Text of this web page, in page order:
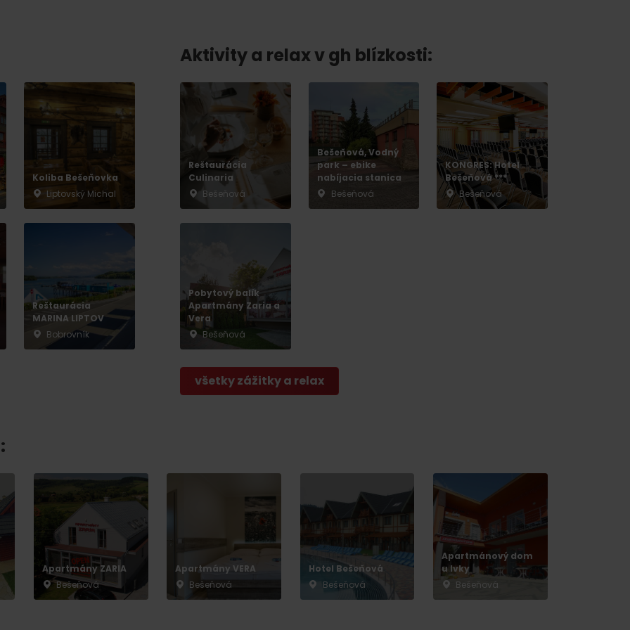
No data found for this source.
No data found for this source. No data found for this source.
Koliba Bešeňovka
Liptovský Michal
Reštaurácia
MARINA LIPTOV
Bobrovník
Aktivity a relax v gh blízkosti:
Reštaurácia
Culinaria
Bešeňová
Bešeňová, Vodný
park – ebike
nabíjacia stanica
Bešeňová
KONGRES: Hotel
Bešeňová ***
Bešeňová
Pobytový balík
Apartmány Zaria a
Vera
Bešeňová
všetky zážitky a relax
Apartmány ZARIA
Bešeňová
Apartmány VERA
Bešeňová
Hotel Bešeňová
Bešeňová
Apartmánový dom
u Ivky
Bešeňová